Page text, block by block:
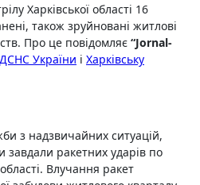
також зруйновані житлові
Про це повідомляє “Jornal-
ДСНС України і Харківську
з надзвичайних ситуацій,
завдали ракетних ударів по
області. Влучання ракет